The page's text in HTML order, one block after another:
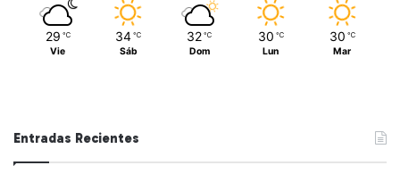
29 ℃
Vie
34 ℃
Sáb
32 ℃
Dom
30 ℃
Lun
30 ℃
Mar
Entradas Recientes